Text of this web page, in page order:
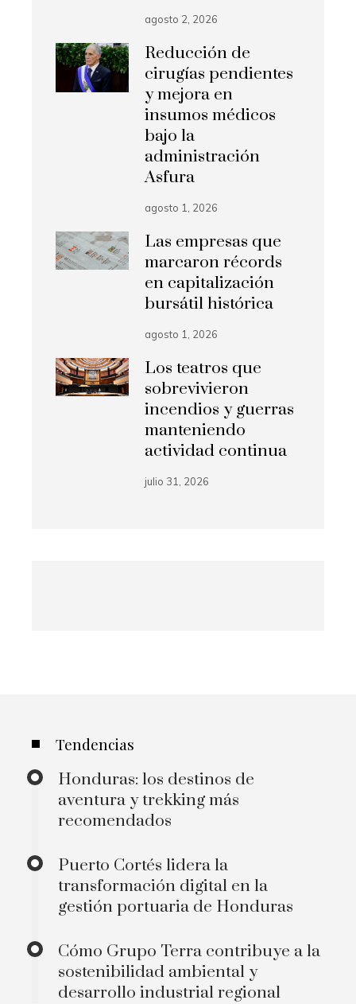
agosto 2, 2026
Reducción de
cirugías pendientes
y mejora en
insumos médicos
bajo la
administración
Asfura
agosto 1, 2026
Las empresas que
marcaron récords
en capitalización
bursátil histórica
agosto 1, 2026
Los teatros que
sobrevivieron
incendios y guerras
manteniendo
actividad continua
julio 31, 2026
Tendencias
Honduras: los destinos de
aventura y trekking más
recomendados
Puerto Cortés lidera la
transformación digital en la
gestión portuaria de Honduras
Cómo Grupo Terra contribuye a la
sostenibilidad ambiental y
desarrollo industrial regional